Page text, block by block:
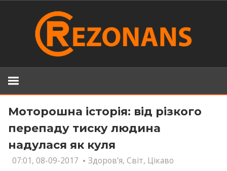
Моторошна історія: від різкого
перепаду тиску людина
надулася як куля
07:01, 08-09-2017 Здоров’я, Світ, Цікаво